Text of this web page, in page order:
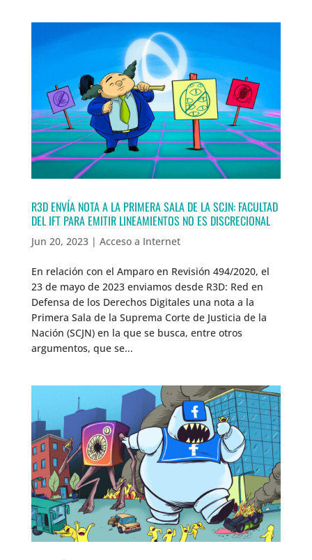
R3D ENVÍA NOTA A LA PRIMERA SALA DE LA SCJN: FACULTAD
DEL IFT PARA EMITIR LINEAMIENTOS NO ES DISCRECIONAL
Jun 20, 2023| Acceso a Internet
En relación con el Amparo en Revisión 494/2020, el
23 de mayo de 2023 enviamos desde R3D: Red en
Defensa de los Derechos Digitales una nota a la
Primera Sala de la Suprema Corte de Justicia de la
Nación (SCJN) en la que se busca, entre otros
argumentos, que se...